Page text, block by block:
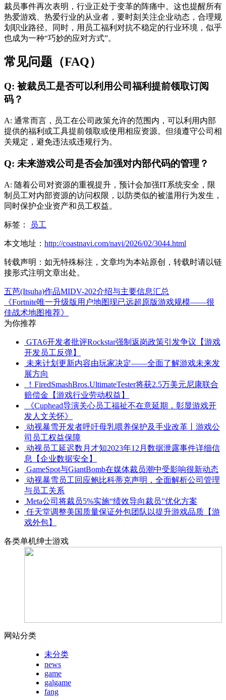
裁员事件再次表明，行业正处于变革的阵痛中。这也提醒所有
热爱游戏、热爱行业的从业者，要时刻关注企业动态，合理规
划职业路径。同时，用员工福利对抗不稳定的行业环境，似乎
也成为一种“巧妙的应对方式”。
常见问题（FAQ）
Q: 被裁员工是否可以利用公司福利提前领取订阅
码？
A: 通常而言，员工在公司政策允许的范围内，可以利用内部
提供的福利或工具提前领取或使用相应资源。但须遵守公司相
关规定，避免违法或违规行为。
Q: 未来游戏公司是否会加强对内部代码的管理？
A: 随着公司对资源的重视提升，预计会加强IT系统安全，限
制员工对内部资源的访问权限，以防类似的被滥用行为发生，
同时保护企业资产和员工权益。
标签： 员工
本文地址： http://coastnavi.com/navi/2026/02/3044.html
转载声明： 如无特殊标注，文章均为本站原创，转载时请以链
接形式注明文章出处。
五芭(Itsuha)作品MIDV-202介绍与主要信息汇总
《Fortnite唯一升级版用户地图现已远超原版游戏规模——很
佳战术地图推荐》
为你推荐
GTA6开发者批评Rockstar强制返岗政策引发争议【游戏
开发员工反弹】
未来计划更新内容由玩家决定——全面了解游戏未来发
展方向
！FiredSmashBros.UltimateTester将获2.5万美元尼康联合
赔偿金【游戏行业劳动权益】
《Cuphead导演关心员工福祉不在意延期，彰显游戏开
发人文关怀》
动视暴雪开发者呼吁母乳喂养保护及手业改革丨游戏公
司员工权益保障
动视员工延迟数月才知2023年12月数据泄露事件详细信
息【企业数据安全】
GameSpot与GiantBomb在媒体裁员潮中受影响很新动态
动视暴雪员工回应鲍比科蒂克声明，全面解析公司管理
与员工关系
Meta公司将裁员5%实施“绩效导向裁员”优化方案
任天堂调整美国质量保证外包团队以提升游戏品质【游
戏外包】
各类单机绅士游戏
网站分类
未分类
news
game
galgame
fang